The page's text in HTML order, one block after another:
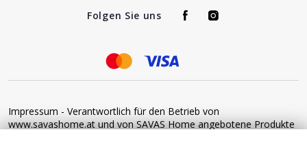
Folgen Sie uns
Impressum - Verantwortlich für den Betrieb von
www.savashome.at und von SAVAS Home angebotene Produkte